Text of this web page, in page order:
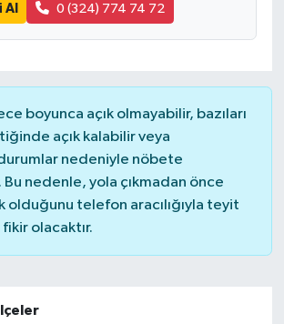
Al 0 (324) 774 74 72
boyunca açık olmayabilir, bazıları
açık kalabilir veya
nedeniyle nöbete
nedenle, yola çıkmadan önce
olduğunu telefon aracılığıyla teyit
olacaktır.